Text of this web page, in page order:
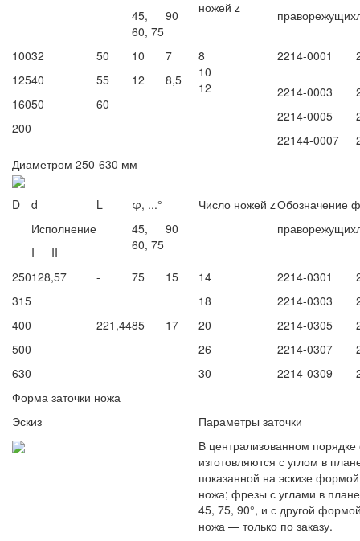
ножей z
45,
60, 75
90 праворежущих
10032 50 10 7
8
10
12
2214-0001
12540 55 12 8,5
2214-0003
16050 60
2214-0005
200
22144-0007
Диаметром 250-630 мм
D d L φ, ...° Число ножей zОбозначение
Исполнение
45,
60, 75
90 праворежущих
I
II
250128,57 - 75 15 14 2214-0301
315
18 2214-0303
400
221,4485 17 20 2214-0305
500
26 2214-0307
630
30 2214-0309
Форма заточки ножа
Эскиз
Параметры заточки
В централизованном
изготовляются с углом в
показанной на эскизе формой
ножа; фрезы с углами в
45, 75, 90°, и с другой
ножа — только по заказу.